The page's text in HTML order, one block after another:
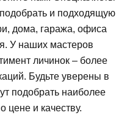
и подходящую
дома, гаража, офиса
У наших мастеров
личинок – более
Будьте уверены в
подобрать наиболее
цене и качеству.